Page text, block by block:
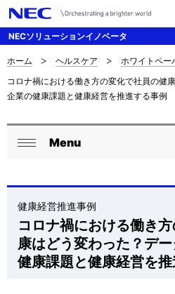
NECソリューションイノベータ
ナ
ビ
サ
イ
内
在
位
置
ホーム ヘルスケア
ホワイトペー
コロナ禍における働き方の変化で社員の健
企業の健康課題と健康経営を推進する事例
ロ
カ
ル
ナ
Menu
コロナ禍における働き
康はどう変わった？デ
健康課題と健康経営を
健康経営推進事例